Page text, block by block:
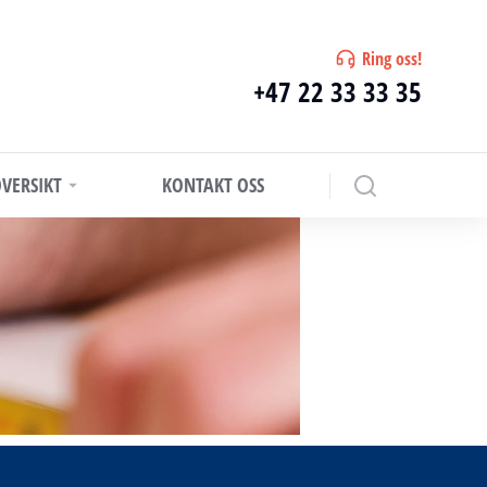
Ring oss!
+47 22 33 33 35
KONTAKT OSS